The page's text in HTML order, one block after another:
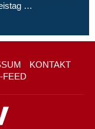
…
KONTAKT
FEED